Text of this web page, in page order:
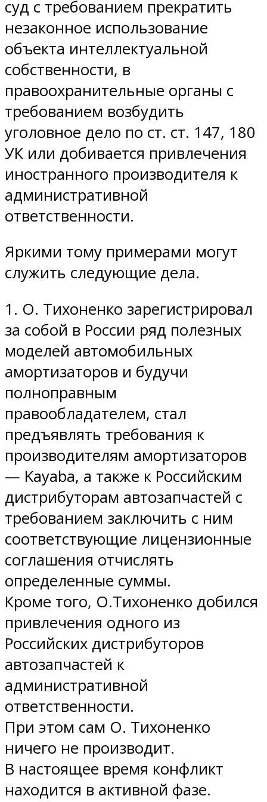
суд с требованием прекратить
незаконное использование
объекта интеллектуальной
собственности, в
правоохранительные органы с
требованием возбудить
уголовное дело по ст. ст. 147, 180
УК или добивается привлечения
иностранного производителя к
административной
ответственности.
Яркими тому примерами могут
служить следующие дела.
1. О. Тихоненко зарегистрировал
за собой в России ряд полезных
моделей автомобильных
амортизаторов и будучи
полноправным
правообладателем, стал
предъявлять требования к
производителям амортизаторов
— Kayaba, а также к Российским
дистрибуторам автозапчастей с
требованием заключить с ним
соответствующие лицензионные
соглашения отчислять
определенные суммы.
Кроме того, О.Тихоненко добился
привлечения одного из
Российских дистрибуторов
автозапчастей к
административной
ответственности.
При этом сам О. Тихоненко
ничего не производит.
В настоящее время конфликт
находится в активной фазе.